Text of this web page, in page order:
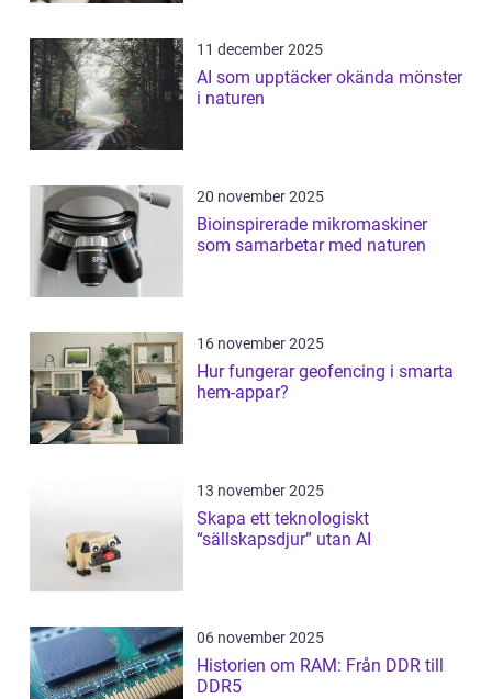
11 december 2025
AI som upptäcker okända mönster
i naturen
20 november 2025
Bioinspirerade mikromaskiner
som samarbetar med naturen
16 november 2025
Hur fungerar geofencing i smarta
hem-appar?
13 november 2025
Skapa ett teknologiskt
“sällskapsdjur” utan AI
06 november 2025
Historien om RAM: Från DDR till
DDR5